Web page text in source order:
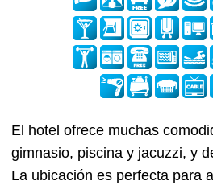
El hotel ofrece muchas
gimnasio, piscina y jacuzzi, y
La ubicación es perfecta para